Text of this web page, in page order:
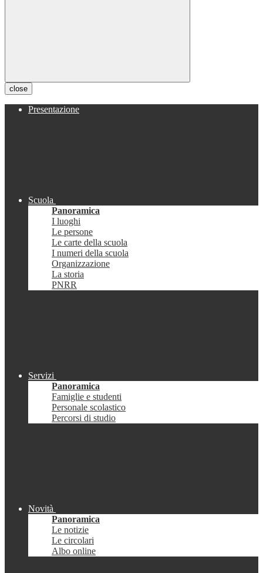
close
Presentazione
Scuola
Panoramica
I luoghi
Le persone
Le carte della scuola
I numeri della scuola
Organizzazione
La storia
PNRR
Servizi
Panoramica
Famiglie e studenti
Personale scolastico
Percorsi di studio
Novità
Panoramica
Le notizie
Le circolari
Albo online